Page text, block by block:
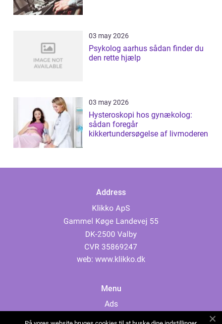
03 may 2026
Psykolog aarhus sådan finder du
den rette hjælp
03 may 2026
Hysteroskopi hos gynækolog:
sådan foregår
kikkertundersøgelse af livmoderen
Address
web: www.klikko.dk
Menu
Ads